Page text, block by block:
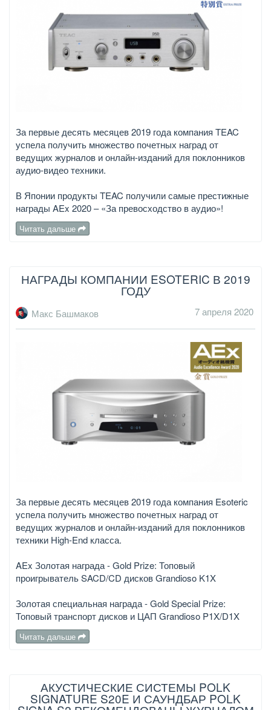
За первые десять месяцев 2019 года компания TEAC
успела получить множество почетных наград от
ведущих журналов и онлайн-изданий для поклонников
аудио-видео техники.
В Японии продукты TEAC получили самые престижные
награды AEx 2020 – «За превосходство в аудио»!
Читать дальше
НАГРАДЫ КОМПАНИИ ESOTERIC В 2019
ГОДУ
Макс Башмаков 7 апреля 2020
За первые десять месяцев 2019 года компания Esoteric
успела получить множество почетных наград от
ведущих журналов и онлайн-изданий для поклонников
техники High-End класса.
AEx Золотая награда - Gold Prize: Топовый
проигрыватель SACD/CD дисков Grandioso K1X
Золотая специальная награда - Gold Special Prize:
Топовый транспорт дисков и ЦАП Grandioso P1X/D1X
Читать дальше
АКУСТИЧЕСКИЕ СИСТЕМЫ POLK
SIGNATURE S20E И САУНДБАР POLK